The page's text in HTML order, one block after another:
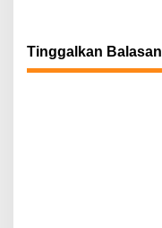
Tinggalkan Balasan